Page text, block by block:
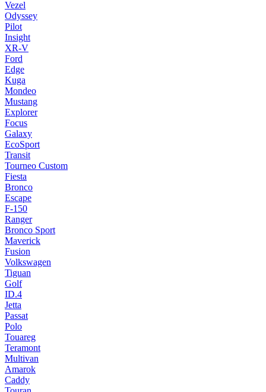
Vezel
Odyssey
Pilot
Insight
XR-V
Ford
Edge
Kuga
Mondeo
Mustang
Explorer
Focus
Galaxy
EcoSport
Transit
Tourneo Custom
Fiesta
Bronco
Escape
F-150
Ranger
Bronco Sport
Maverick
Fusion
Volkswagen
Tiguan
Golf
ID.4
Jetta
Passat
Polo
Touareg
Teramont
Multivan
Amarok
Caddy